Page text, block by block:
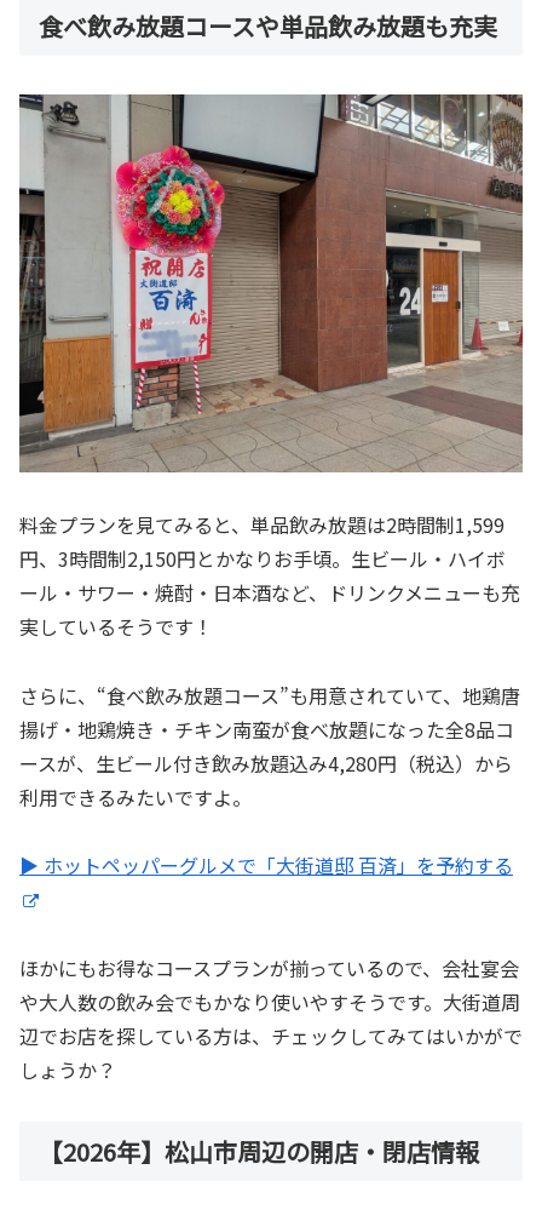
食べ飲み放題コースや単品飲み放題も充実
料金プランを見てみると、単品飲み放題は2時間制1,599
円、3時間制2,150円とかなりお手頃。生ビール・ハイボ
ール・サワー・焼酎・日本酒など、ドリンクメニューも充
実しているそうです！
さらに、“食べ飲み放題コース”も用意されていて、地鶏唐
揚げ・地鶏焼き・チキン南蛮が食べ放題になった全8品コ
ースが、生ビール付き飲み放題込み4,280円（税込）から
利用できるみたいですよ。
▶ ホットペッパーグルメで「大街道邸 百済」を予約する
ほかにもお得なコースプランが揃っているので、会社宴会
や大人数の飲み会でもかなり使いやすそうです。大街道周
辺でお店を探している方は、チェックしてみてはいかがで
しょうか？
【2026年】松山市周辺の開店・閉店情報